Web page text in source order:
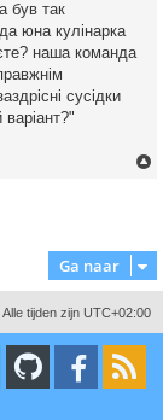
був так
юна кулінарка
наша команда
сусідки
Ga naar
Alle tijden zijn UTC+02:00